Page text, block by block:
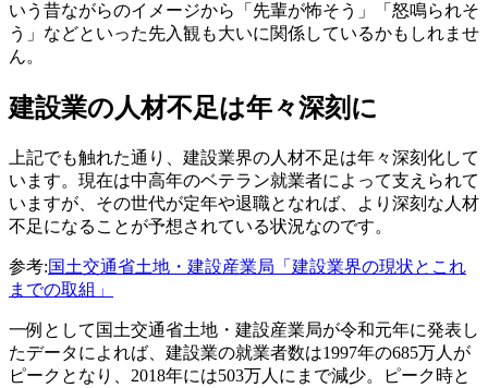
いう昔ながらのイメージから「先輩が怖そう」「怒鳴られそ
う」などといった先入観も大いに関係しているかもしれませ
ん。
建設業の人材不足は年々深刻に
上記でも触れた通り、建設業界の人材不足は年々深刻化して
います。現在は中高年のベテラン就業者によって支えられて
いますが、その世代が定年や退職となれば、より深刻な人材
不足になることが予想されている状況なのです。
参考:国土交通省土地・建設産業局「建設業界の現状とこれ
までの取組」
一例として国土交通省土地・建設産業局が令和元年に発表し
たデータによれば、建設業の就業者数は1997年の685万人が
ピークとなり、2018年には503万人にまで減少。ピーク時と